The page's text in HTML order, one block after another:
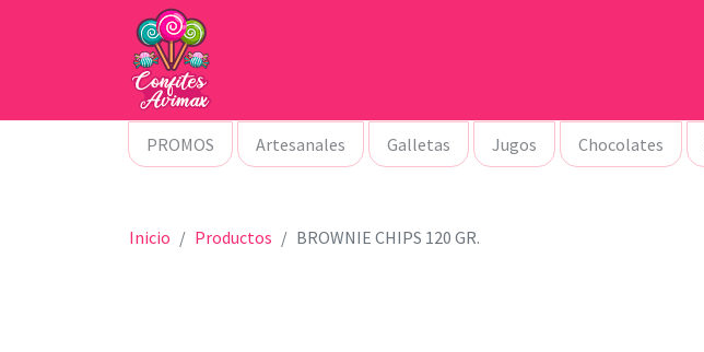
PROMOS Artesanales Galletas Jugos Chocolates
Inicio Productos BROWNIE CHIPS 120 GR.